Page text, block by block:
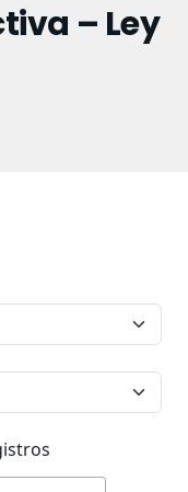
– Ley